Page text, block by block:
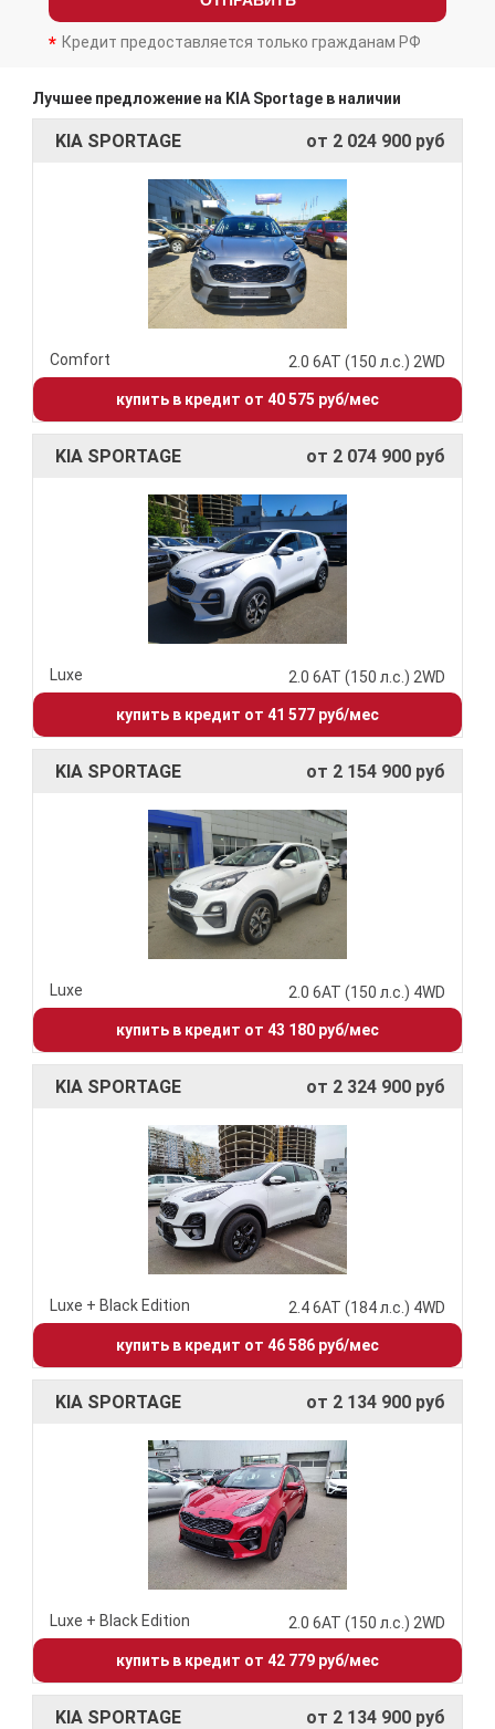
Кредит предоставляется только гражданам РФ
Лучшее предложение на KIA Sportage в наличии
KIA SPORTAGE от 2 024 900 руб
Comfort 2.0 6АТ (150 л.с.) 2WD
купить в кредит от 40 575 руб/мес
KIA SPORTAGE от 2 074 900 руб
Luxe 2.0 6АТ (150 л.с.) 2WD
купить в кредит от 41 577 руб/мес
KIA SPORTAGE от 2 154 900 руб
Luxe 2.0 6АТ (150 л.с.) 4WD
купить в кредит от 43 180 руб/мес
KIA SPORTAGE от 2 324 900 руб
Luxe + Black Edition 2.4 6АТ (184 л.с.) 4WD
купить в кредит от 46 586 руб/мес
KIA SPORTAGE от 2 134 900 руб
Luxe + Black Edition 2.0 6АТ (150 л.с.) 2WD
купить в кредит от 42 779 руб/мес
KIA SPORTAGE от 2 134 900 руб